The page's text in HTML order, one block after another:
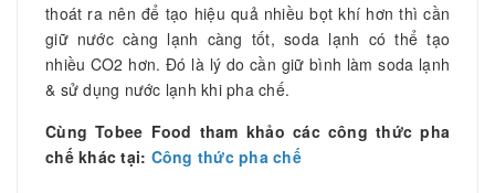
thoát ra nên để tạo hiệu quả nhiều bọt khí hơn thì cần
giữ nước càng lạnh càng tốt, soda lạnh có thể tạo
nhiều CO2 hơn. Đó là lý do cần giữ bình làm soda lạnh
& sử dụng nước lạnh khi pha chế.
Cùng Tobee Food tham khảo các công thức pha
chế khác tại: Công thức pha chế